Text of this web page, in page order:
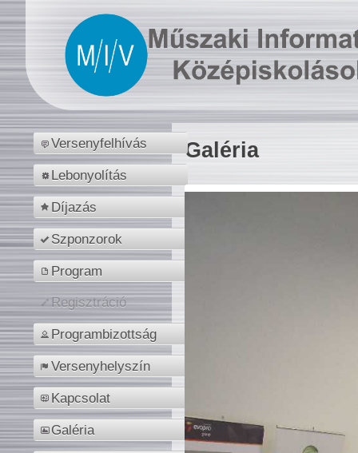
Versenyfelhívás
Lebonyolítás
Díjazás
Szponzorok
Program
Regisztráció
Programbizottság
Versenyhelyszín
Kapcsolat
Galéria
Galéria